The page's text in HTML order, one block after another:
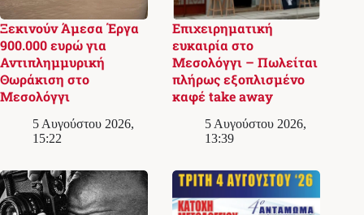
Ξεκινούν Άμεσα Έργα
900.000 ευρώ για
Αντιπλημμυρική
Θωράκιση στο
Μεσολόγγι
5 Αυγούστου 2026,
15:22
Επιχειρηματική
ευκαιρία στο
Μεσολόγγι – Πωλείται
πλήρως εξοπλισμένο
καφέ take away
5 Αυγούστου 2026,
13:39